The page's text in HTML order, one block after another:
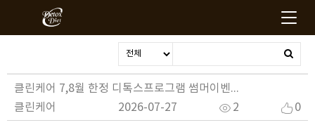
클린케어 7,8월 한정 디톡스프로그램 썸머이벤트 오픈^^
클린케어
0
2
2026-07-27